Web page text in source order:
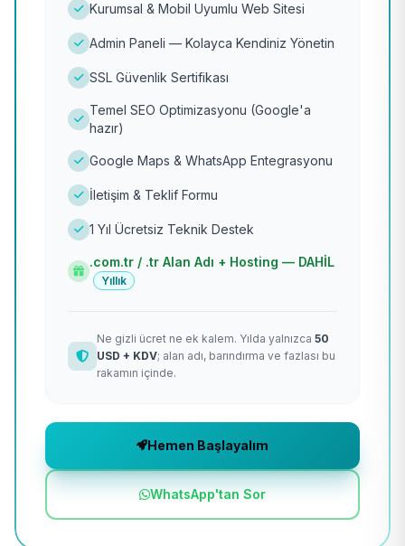
Kurumsal & Mobil Uyumlu Web Sitesi
Admin Paneli — Kolayca Kendiniz Yönetin
SSL Güvenlik Sertifikası
Temel SEO Optimizasyonu (Google'a
hazır)
Google Maps & WhatsApp Entegrasyonu
İletişim & Teklif Formu
1 Yıl Ücretsiz Teknik Destek
.com.tr / .tr Alan Adı + Hosting — DAHİL
Yıllık
Ne gizli ücret ne ek kalem. Yılda yalnızca 50
USD + KDV; alan adı, barındırma ve fazlası bu
rakamın içinde.
Hemen Başlayalım
WhatsApp'tan Sor